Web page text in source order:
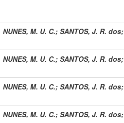
NUNES, M. U. C.; SANTOS, J. R. dos;
NUNES, M. U. C.; SANTOS, J. R. dos;
NUNES, M. U. C.; SANTOS, J. R. dos;
NUNES, M. U. C.; SANTOS, J. R. dos;